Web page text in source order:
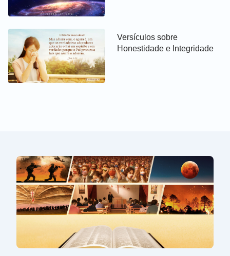
Versículos sobre
Honestidade e Integridade